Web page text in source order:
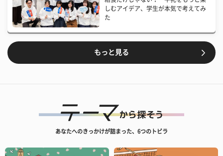
しむアイデア、学生が本気で考えてみ
た
もっと見る
あなたへのきっかけが詰まった、6つのトビラ